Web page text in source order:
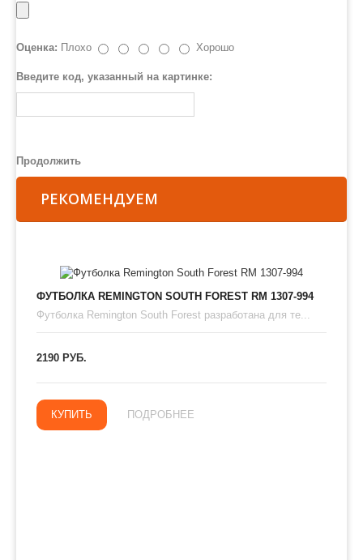
Оценка: Плохо Хорошо
Введите код, указанный на картинке:
Продолжить
РЕКОМЕНДУЕМ
ФУТБОЛКА REMINGTON SOUTH FOREST RM 1307-994
Футболка Remington South Forest разработана для те...
2190 РУБ.
КУПИТЬ ПОДРОБНЕЕ